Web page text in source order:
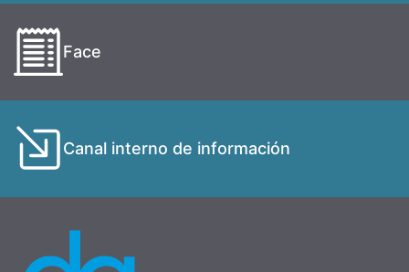
Face
Canal interno de información